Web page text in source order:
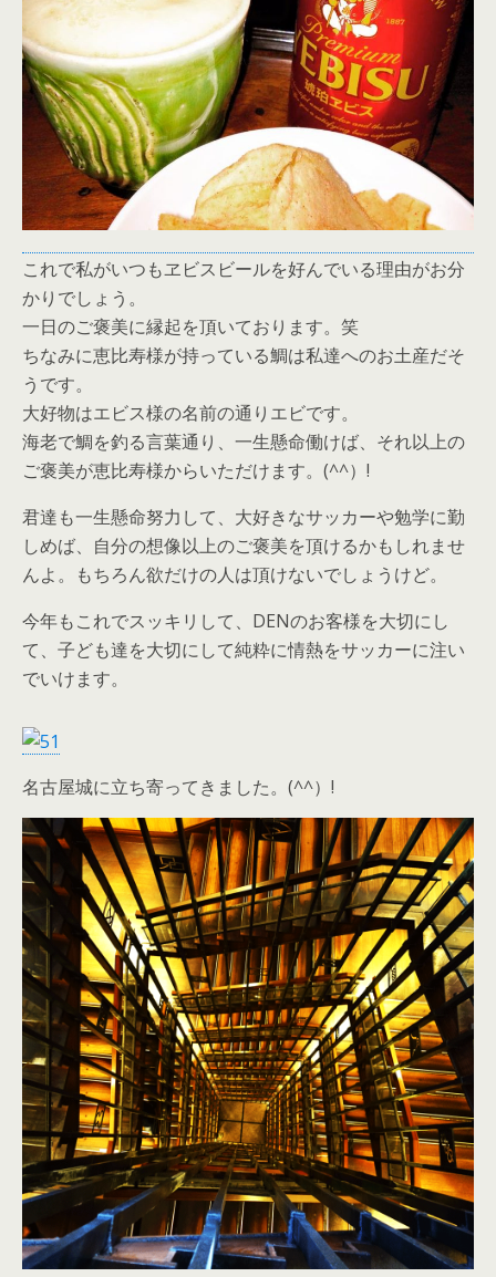
これで私がいつもヱビスビールを好んでいる理由がお分
かりでしょう。
一日のご褒美に縁起を頂いております。笑
ちなみに恵比寿様が持っている鯛は私達へのお土産だそ
うです。
大好物はエビス様の名前の通りエビです。
海老で鯛を釣る言葉通り、一生懸命働けば、それ以上の
ご褒美が恵比寿様からいただけます。(^^）!
君達も一生懸命努力して、大好きなサッカーや勉学に勤
しめば、自分の想像以上のご褒美を頂けるかもしれませ
んよ。もちろん欲だけの人は頂けないでしょうけど。
今年もこれでスッキリして、DENのお客様を大切にし
て、子ども達を大切にして純粋に情熱をサッカーに注い
でいけます。
名古屋城に立ち寄ってきました。(^^）!